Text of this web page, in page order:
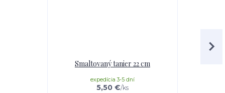
Smaltovaný tanier 22 cm
5,50 €/ks
expedícia 3-5 dní